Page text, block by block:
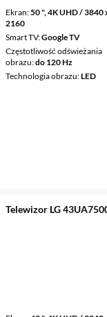
Ekran 50 ", 4K UHD / 3840
2160
Smart TV Google TV
Częstotliwość odświeżania
obrazu do 120 Hz
Technologia obrazu LED
Telewizor LG